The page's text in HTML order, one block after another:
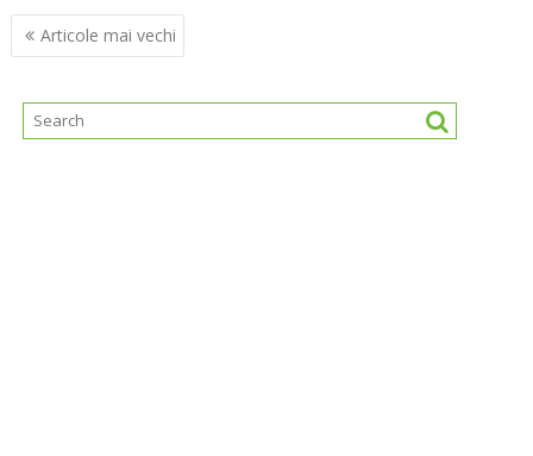
Navigare
în
Articole mai vechi